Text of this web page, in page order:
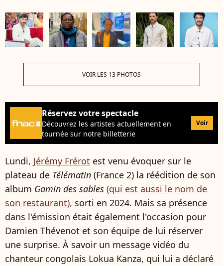
VOIR LES 13 PHOTOS
Réservez votre spectacle
Découvrez les artistes actuellement en
tournée sur notre billetterie
Voir
Lundi, Jérémy Frérot est venu évoquer sur le
plateau de Télématin (France 2) la réédition de son
album Gamin des sables (qui est aussi le nom de
son restaurant), sorti en 2024. Mais sa présence
dans l'émission était également l'occasion pour
Damien Thévenot et son équipe de lui réserver
une surprise. À savoir un message vidéo du
chanteur congolais Lokua Kanza, qui lui a déclaré